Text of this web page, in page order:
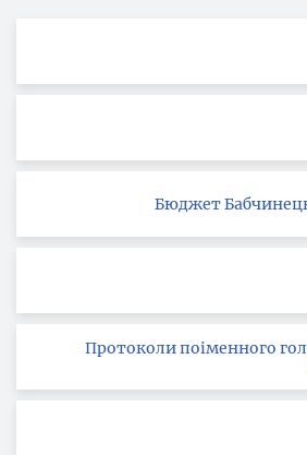
Бюджет
Протоколи поіменного